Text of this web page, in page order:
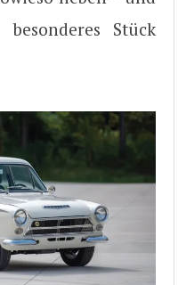
Stück